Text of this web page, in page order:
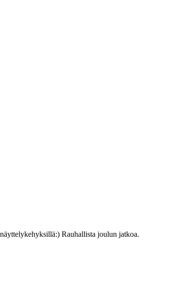
näyttelykehyksillä:) Rauhallista joulun jatkoa.